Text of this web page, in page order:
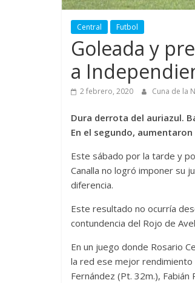
Central Futbol
Goleada y
a
2 febrero, 2020 Cuna de la
Dura derrota del auriazul.
En el segundo,
Este sábado por la tarde y
Canalla no logró imponer su
diferencia.
Este resultado no ocurría
contundencia del Rojo de
En un juego donde Rosario
la red ese mejor
Fernández (Pt. 32m.), Fabián